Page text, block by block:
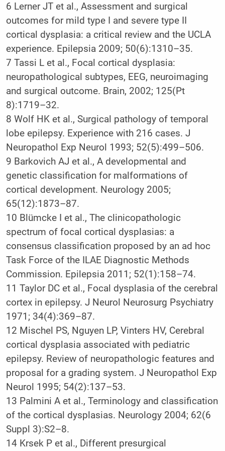
6 Lerner JT et al., Assessment and surgical
outcomes for mild type I and severe type II
cortical dysplasia: a critical review and the UCLA
experience. Epilepsia 2009; 50(6):1310–35.
7 Tassi L et al., Focal cortical dysplasia:
neuropathological subtypes, EEG, neuroimaging
and surgical outcome. Brain, 2002; 125(Pt
8):1719–32.
8 Wolf HK et al., Surgical pathology of temporal
lobe epilepsy. Experience with 216 cases. J
Neuropathol Exp Neurol 1993; 52(5):499–506.
9 Barkovich AJ et al., A developmental and
genetic classification for malformations of
cortical development. Neurology 2005;
65(12):1873–87.
10 Blümcke I et al., The clinicopathologic
spectrum of focal cortical dysplasias: a
consensus classification proposed by an ad hoc
Task Force of the ILAE Diagnostic Methods
Commission. Epilepsia 2011; 52(1):158–74.
11 Taylor DC et al., Focal dysplasia of the cerebral
cortex in epilepsy. J Neurol Neurosurg Psychiatry
1971; 34(4):369–87.
12 Mischel PS, Nguyen LP, Vinters HV, Cerebral
cortical dysplasia associated with pediatric
epilepsy. Review of neuropathologic features and
proposal for a grading system. J Neuropathol Exp
Neurol 1995; 54(2):137–53.
13 Palmini A et al., Terminology and classification
of the cortical dysplasias. Neurology 2004; 62(6
Suppl 3):S2–8.
14 Krsek P et al., Different presurgical